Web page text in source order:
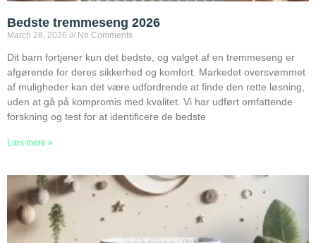
Bedste tremmeseng 2026
March 28, 2026 No Comments
Dit barn fortjener kun det bedste, og valget af en tremmeseng er
afgørende for deres sikkerhed og komfort. Markedet oversvømmet
af muligheder kan det være udfordrende at finde den rette løsning,
uden at gå på kompromis med kvalitet. Vi har udført omfattende
forskning og test for at identificere de bedste
Læs mere »